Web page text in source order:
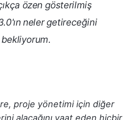
özen gösterilmiş
neler getireceğini
bekliyorum.
proje yönetimi için diğer
alacağını vaat eden hiçbir